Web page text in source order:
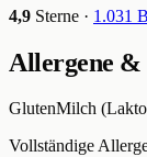
4,9 Sterne · 1.031
Allergene &
GlutenMilch
Vollständige